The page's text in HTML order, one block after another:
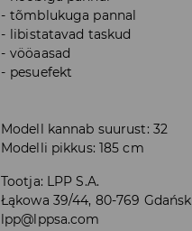
tõmblukuga pannal
libistatavad taskud
vööaasad
pesuefekt
Modell kannab suurust: 32
Modelli pikkus: 185 cm
Tootja: LPP S.A.
Łąkowa 39/44, 80-769 Gdańsk
lpp@lppsa.com